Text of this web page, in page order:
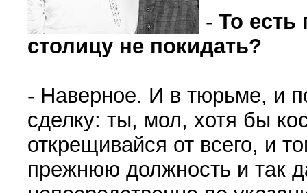
- То
столицу не покидать?
- Наверное. И в тюрьме, и
сделку: ты, мол, хотя бы
открещивайся от всего, и
прежнюю должность и так